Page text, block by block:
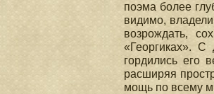
поэма более
видимо,
возрождать,
«Георгиках». С
гордились его
расширяя
мощь по всему